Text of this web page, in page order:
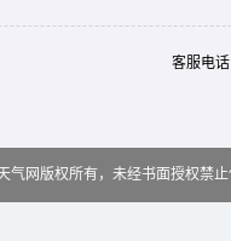
客服电
气网版权所有，未经书面授权